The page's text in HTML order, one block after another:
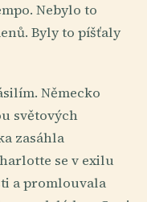
Nebylo to
Byly to píšťaly
Německo
světových
zasáhla
se v exilu
a promlouvala